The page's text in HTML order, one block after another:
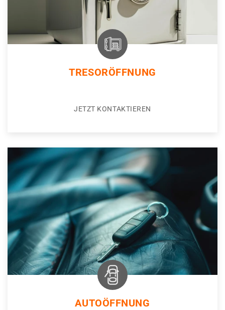
TRESORÖFFNUNG
JETZT KONTAKTIEREN
AUTOÖFFNUNG